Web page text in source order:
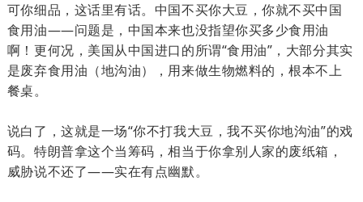
可你细品，这话里有话。中国不买你大豆，你就不买中国
食用油——问题是，中国本来也没指望你买多少食用油
啊！更何况，美国从中国进口的所谓“食用油”，大部分其实
是废弃食用油（地沟油），用来做生物燃料的，根本不上
餐桌。
说白了，这就是一场“你不打我大豆，我不买你地沟油”的戏
码。特朗普拿这个当筹码，相当于你拿别人家的废纸箱，
威胁说不还了——实在有点幽默。